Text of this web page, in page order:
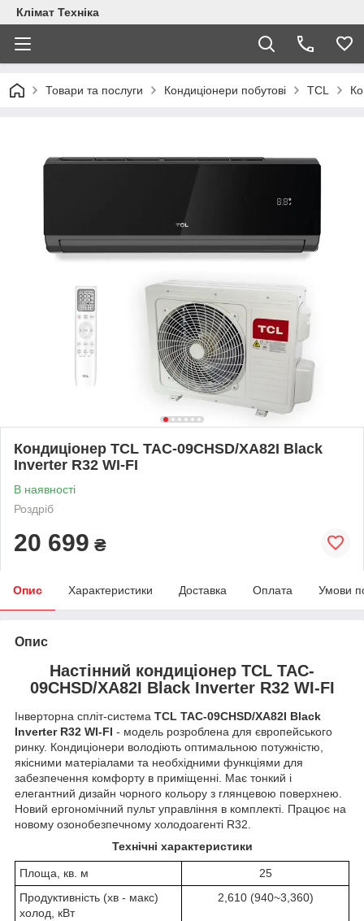
Клімат Техніка
Товари та послуги Кондиціонери побутові TCL
Кондиціонер TCL TAC-09CHSD/XA82I Black
Inverter R32 WI-FI
В наявності
Роздріб
20 699 ₴
Опис Характеристики Доставка Оплата Умови
Опис
Настінний кондиціонер TCL TAC-
09CHSD/XA82I Black Inverter R32 WI-FI
Інверторна спліт-система TCL TAC-09CHSD/XA82I Black
Inverter R32 WI-FI - модель розроблена для європейського
ринку. Кондиціонери володіють оптимальною потужністю,
якісними матеріалами та необхідними функціями для
забезпечення комфорту в приміщенні. Має тонкий і
елегантний дизайн чорного кольору з глянцевою поверхнею.
Новий ергономічний пульт управління в комплекті. Працює на
новому озонобезпечному холодоагенті R32.
Технічні характеристики
Площа, кв. м
25
Продуктивність (хв - макс)
холод, кВт
2,610 (940~3,360)